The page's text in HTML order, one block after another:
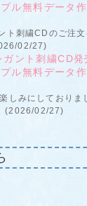
ル無料データ
ト刺繍CDのご注
02/27)
ント刺繍CD発
ル無料データ
しみにしておりま
(2026/02/27)